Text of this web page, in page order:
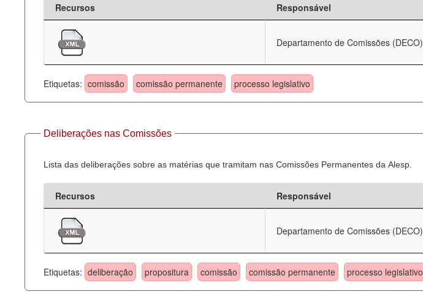
Recursos Responsável
Departamento de Comissões (DECO)
Etiquetas: comissão comissão permanente processo legislativo
Deliberações nas Comissões
Lista das deliberações sobre as matérias que tramitam nas Comissões Permanentes da Alesp.
Recursos Responsável
Departamento de Comissões (DECO)
Etiquetas: deliberação propositura comissão comissão permanente processo legislativo